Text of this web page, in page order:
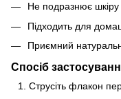
Не подразнює шкіру
Підходить для
Приємний
Спосіб
Струсіть флакон